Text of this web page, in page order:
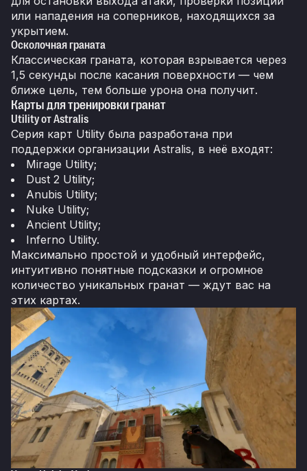
или нападения на соперников, находящихся за
укрытием.
Осколочная граната
Классическая граната, которая взрывается через
1,5 секунды после касания поверхности — чем
ближе цель, тем больше урона она получит.
Карты для тренировки гранат
Utility от Astralis
Серия карт Utility была разработана при
поддержки организации Astralis, в неё входят:
Mirage Utility;
Dust 2 Utility;
Anubis Utility;
Nuke Utility;
Ancient Utility;
Inferno Utility.
Максимально простой и удобный интерфейс,
интуитивно понятные подсказки и огромное
количество уникальных гранат — ждут вас на
этих картах.